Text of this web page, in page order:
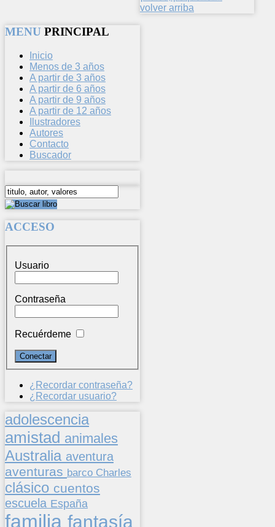
volver arriba
MENU PRINCIPAL
Inicio
Menos de 3 años
A partir de 3 años
A partir de 6 años
A partir de 9 años
A partir de 12 años
Ilustradores
Autores
Contacto
Buscador
ACCESO
Usuario
Contraseña
Recuérdeme
¿Recordar contraseña?
¿Recordar usuario?
adolescencia
amistad animales
Australia aventura
aventuras barco Charles
clásico cuentos
escuela España
familia fantasía